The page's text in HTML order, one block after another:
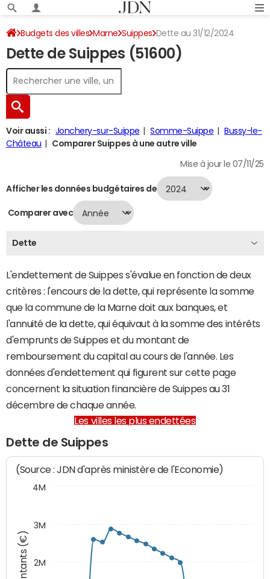
Budgets des villes Marne Suippes Dette au 31/12/2024
Dette de Suippes (51600)
Voir aussi : Jonchery-sur-Suippe Somme-Suippe
Bussy-le-
Château
Comparer Suippes à une autre ville
Mise à jour le 07/11/25
Afficher les données budgétaires de
Comparer avec
Dette
L'endettement de Suippes s'évalue en fonction de deux
critères : l'encours de la dette, qui représente la somme
que la commune de la Marne doit aux banques, et
l'annuité de la dette, qui équivaut à la somme des intérêts
d'emprunts de Suippes et du montant de
remboursement du capital au cours de l'année. Les
données d'endettement qui figurent sur cette page
concernent la situation financière de Suippes au 31
décembre de chaque année.
Les villes les plus endettées
Dette de Suippes
Montants (€)
(Source : JDN d'après ministère de l'Economie)
2M
3M
4M